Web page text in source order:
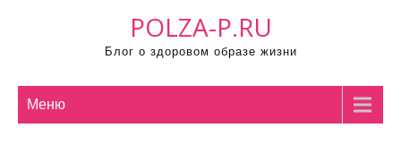
POLZA-P.RU
Блог о здоровом образе жизни
Меню